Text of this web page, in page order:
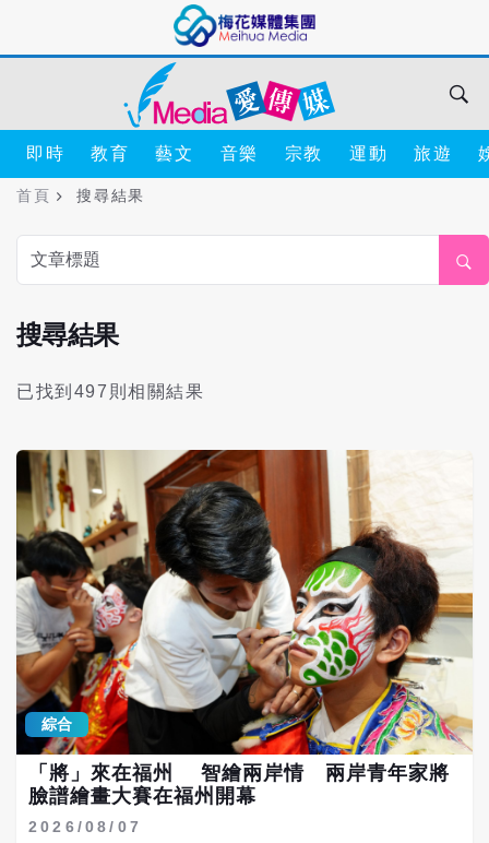
即時 教育 藝文 音樂 宗教 運動 旅遊
首頁 搜尋結果
搜尋結果
已找到497則相關結果
綜合
「將」來在福州 智繪兩岸情 兩岸青年家將
臉譜繪畫大賽在福州開幕
2026/08/07